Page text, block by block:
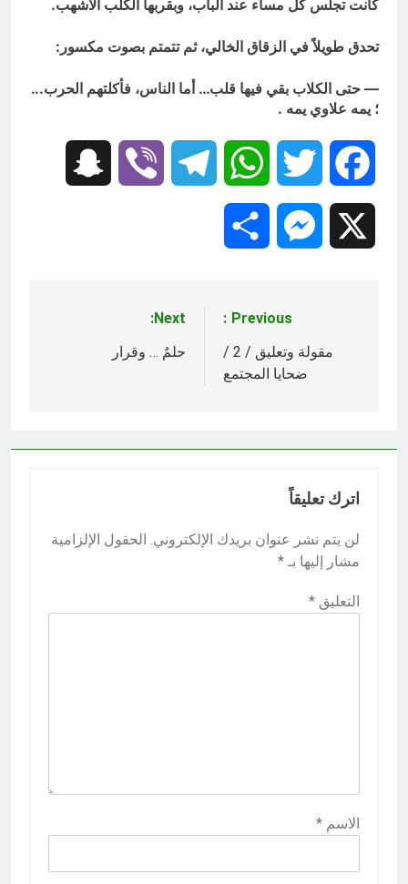
كانت تجلس كل مساء عند الباب، وبقربها الكلب الأشهب.
تحدق طويلاً في الزقاق الخالي، ثم تتمتم بصوت مكسور:
— حتى الكلاب بقي فيها قلب… أما الناس، فأكلتهم الحرب...
؛ يمه علاوي يمه .
Facebook
Twitter
WhatsApp
Telegram
Viber
Messenger
المقالات
Previous:
مقولة وتعليق / 2 /
ضحايا المجتمع
Next:
حلمٌ … وقرار
اترك تعليقاً
لن يتم نشر عنوان بريدك الإلكتروني. الحقول الإلزامية
مشار إليها بـ *
التعليق *
الاسم *